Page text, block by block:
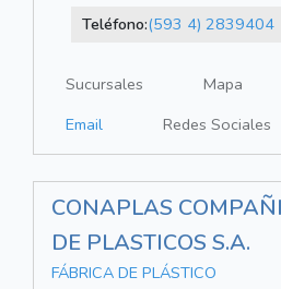
Teléfono:(593 4) 2839404
Sucursales Mapa
Email
Redes Sociales
CONAPLAS
DE PLASTICOS S.A.
FÁBRICA DE PLÁSTICO